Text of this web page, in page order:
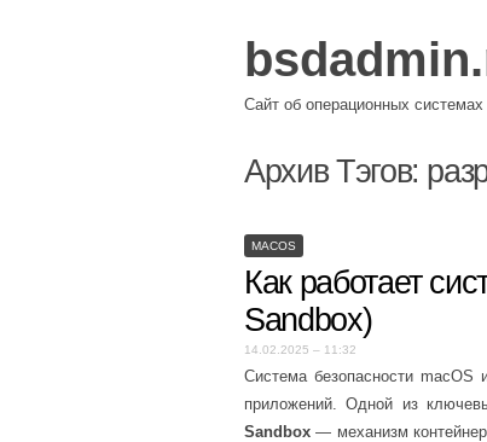
Сайт об операционных системах
Архив Тэгов:
MACOS
Как работает
Sandbox)
14.02.2025 – 11:32
Система безопасности
приложений. Одной из
Sandbox — механизм